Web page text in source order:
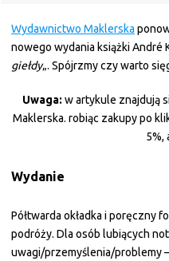
Wydawnictwo Maklerska
nowego wydania książki André
giełdy„. Spójrzmy czy warto
Uwaga: w artykule znajdują
Maklerska. robiąc zakupy po
5%,
Wydanie
Półtwarda okładka i poręczny
podróży. Dla osób lubiących
uwagi/przemyślenia/problemy